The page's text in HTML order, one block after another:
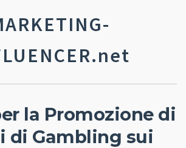
la Promozione di
di Gambling sui